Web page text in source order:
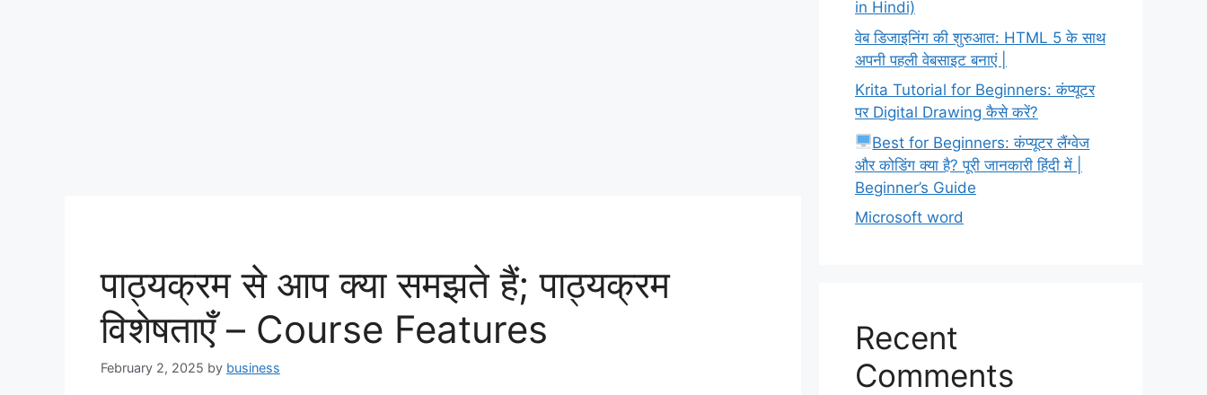
पाठ्यक्रम से आप क्या समझते हैं; पाठ्यक्रम
विशेषताएँ – Course Features
February 2, 2025 by business
in Hindi)
वेब डिजाइनिंग की शुरुआत: HTML 5 के साथ
अपनी पहली वेबसाइट बनाएं |
Krita Tutorial for Beginners: कंप्यूटर
पर Digital Drawing कैसे करें?
Best for Beginners: कंप्यूटर लैंग्वेज
और कोडिंग क्या है? पूरी जानकारी हिंदी में |
Beginner’s Guide
Microsoft word
Recent
Comments